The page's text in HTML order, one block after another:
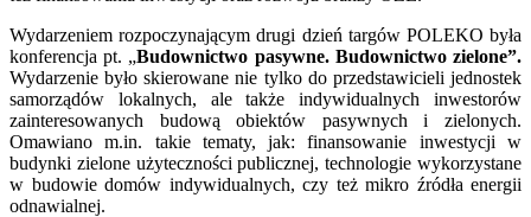
Wydarzeniem rozpoczynającym drugi dzień targów POLEKO była
konferencja pt. „Budownictwo pasywne. Budownictwo zielone”.
Wydarzenie było skierowane nie tylko do przedstawicieli jednostek
samorządów lokalnych, ale także indywidualnych inwestorów
zainteresowanych budową obiektów pasywnych i zielonych.
Omawiano m.in. takie tematy, jak: finansowanie inwestycji w
budynki zielone użyteczności publicznej, technologie wykorzystane
w budowie domów indywidualnych, czy też mikro źródła energii
odnawialnej.